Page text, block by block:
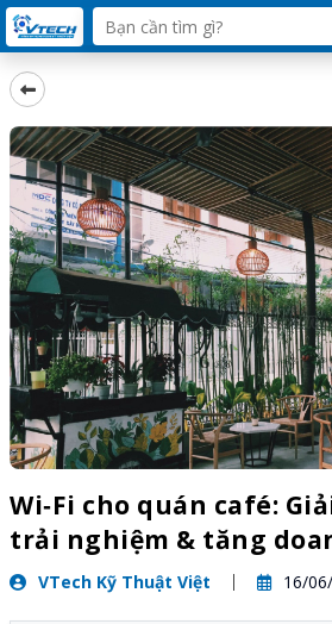
Wi‑Fi cho quán café:
trải nghiệm & tăng
VTech Kỹ Thuật Việt 16/